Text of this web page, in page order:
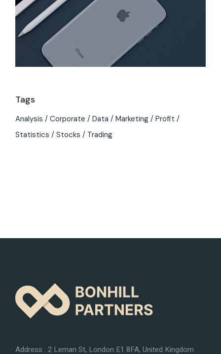
Tags
Analysis Corporate Data Marketing
Profit
Statistics
Stocks Trading
Address : 2 Leman St, London E1 8FA, United Kingdom